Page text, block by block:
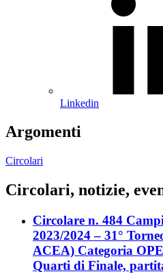
Linkedin
Argomenti
Circolari
Circolari, notizie,
Circolare n. 484
2023/2024 – 31°
ACEA) Categoria
Quarti di Finale,